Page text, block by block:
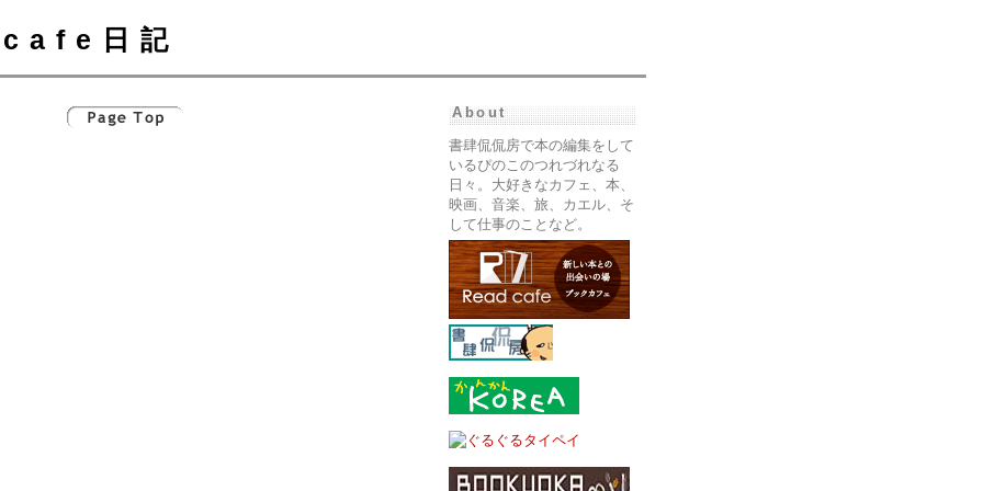
cafe日記
About
書肆侃侃房で本の編集をして
いるぴのこのつれづれなる
日々。大好きなカフェ、本、
映画、音楽、旅、カエル、そ
して仕事のことなど。